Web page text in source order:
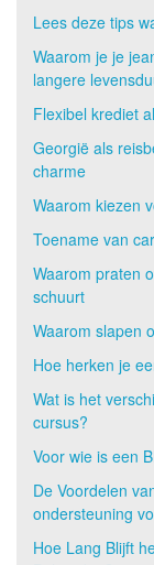
Lees deze tips
Waarom je je
langere
Flexibel krediet
Georgië als
charme
Waarom kiezen
Toename van
Waarom praten
schuurt
Waarom slapen
Hoe herken je
Wat is het
cursus?
Voor wie is een
De Voordelen
ondersteuning
Hoe Lang Blijft